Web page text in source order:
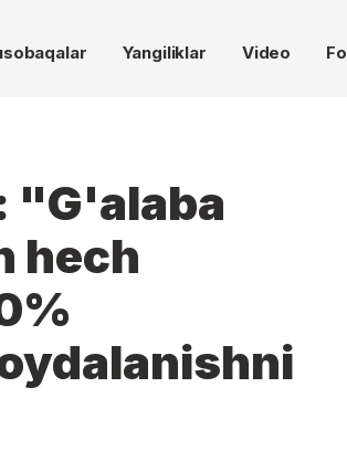
Yangiliklar Video
"G'alaba
hech